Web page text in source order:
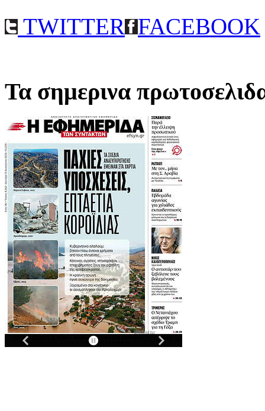
TWITTER FACEBOOK
Τα σημερινα